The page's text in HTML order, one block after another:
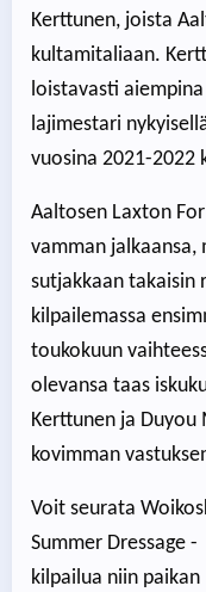
Kerttunen, joista
kultamitaliaan.
loistavasti
lajimestari
vuosina 2021-2022
Aaltosen Laxton
vamman
sutjakkaan takaisin
kilpailemassa
toukokuun
olevansa taas
Kerttunen ja
kovimman
Voit seurata
Summer Dressage -
kilpailua niin paikan